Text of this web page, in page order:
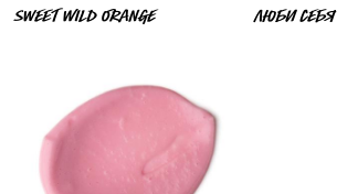
SWEET WILD ORANGE ЛЮБИ СЕБЯ